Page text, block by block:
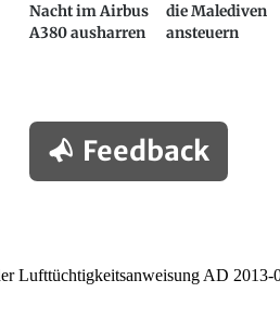
Nacht im Airbus
A380 ausharren
die Malediven
ansteuern
Feedback